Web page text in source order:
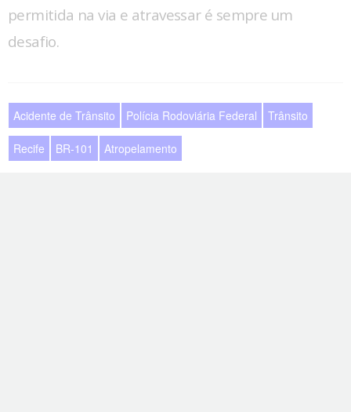
permitida na via e atravessar é sempre um
desafio.
Acidente de Trânsito Polícia Rodoviária Federal Trânsito
Recife BR-101 Atropelamento